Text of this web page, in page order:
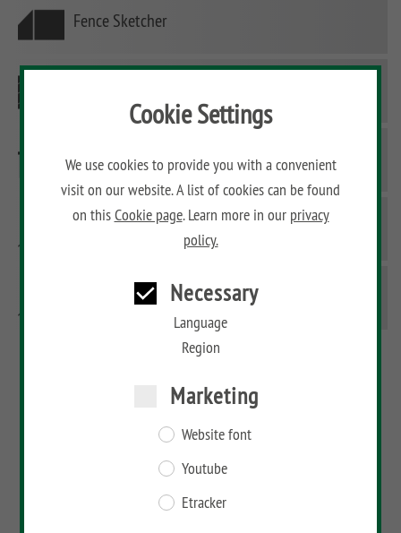
Cookie Settings
We use cookies to provide you with a convenient
visit on our website. A list of cookies can be found
on thisCookie page. Learn more in our privacy
policy.
Necessary
Language
Region
Marketing
Website font
Youtube
Etracker
Fence Sketcher
BINTO Planner
WINNETOO